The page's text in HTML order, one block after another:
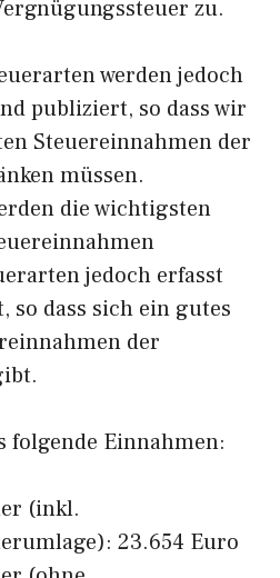
zu.
werden jedoch
publiziert, so dass wir
Steuereinnahmen der
müssen.
die wichtigsten
jedoch erfasst
dass sich ein gutes
der
Einnahmen:
(inkl.
23.654 Euro